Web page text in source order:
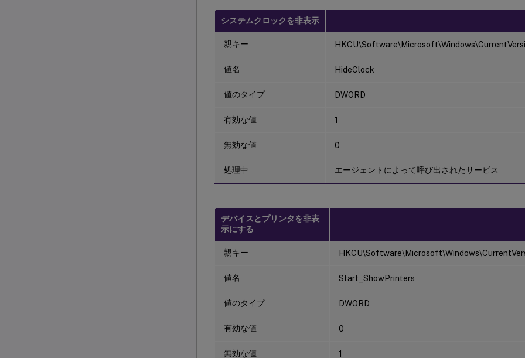
システムクロックを非表示
親キー
値名 HideClock
値のタイプ DWORD
有効な値 1
無効な値 0
処理中 エージェントによって呼び出されたサービス
デバイスとプリンタを非表
示にする
親キー
値名 Start_ShowPrinters
値のタイプ DWORD
有効な値 0
無効な値 1